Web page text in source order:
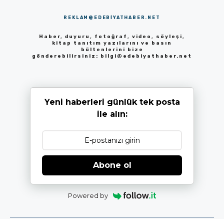
REKLAM@EDEBIYATHABER.NET
Haber, duyuru, fotoğraf, video, söyleşi,
kitap tanıtım yazılarını ve basın
bültenlerini bize
gönderebilirsiniz: bilgi@edebiyathaber.net
Yeni haberleri günlük tek posta
ile alın:
Abone ol
Powered by